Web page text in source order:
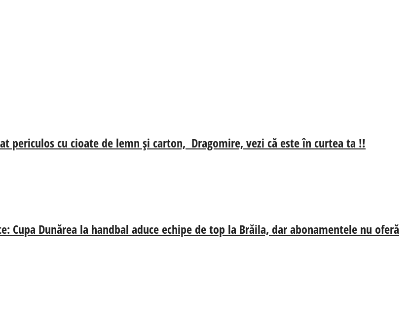
periculos cu cioate de lemn și carton, Dragomire, vezi că este în curtea ta !!
Cupa Dunărea la handbal aduce echipe de top la Brăila, dar abonamentele nu oferă